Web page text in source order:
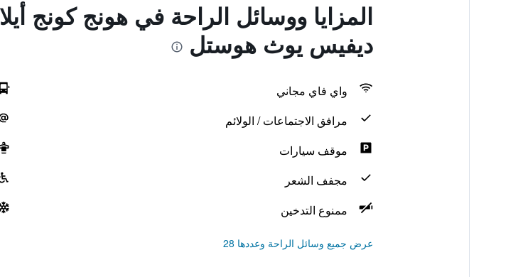
المزايا ووسائل الراحة في هونج كونج
ديفيس يوث هوستل
واي فاي مجاني
مرافق الاجتماعات / الولائم
موقف سيارات
مجفف الشعر
ممنوع التدخين
عرض جميع وسائل الراحة وعددها 28